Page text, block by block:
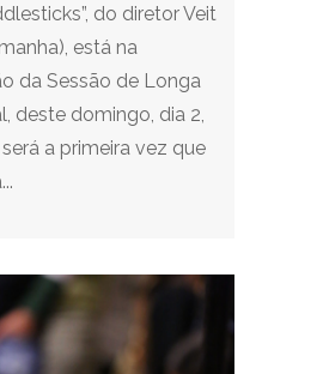
do diretor Veit
está na
da Sessão de Longa
deste domingo, dia 2,
será a primeira vez que